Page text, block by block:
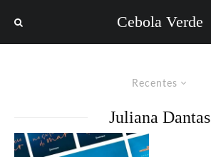
Cebola Verde
Recentes
Juliana Dantas